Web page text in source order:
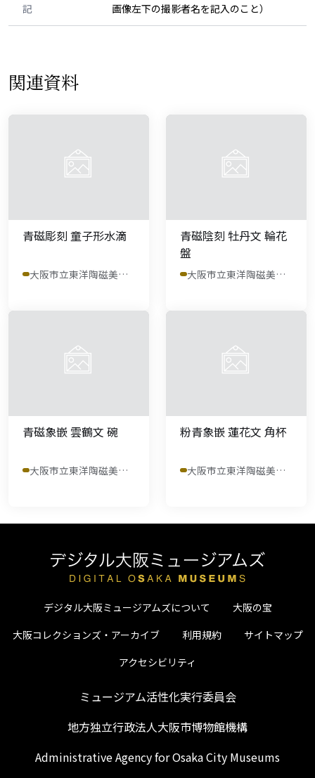
記
画像左下の撮影者名を記入のこと）
関連資料
青磁彫刻 童子形水滴
大阪市立東洋陶磁美術館
青磁陰刻 牡丹文 輪花
盤
大阪市立東洋陶磁美術館
青磁象嵌 雲鶴文 碗
大阪市立東洋陶磁美術館
粉青象嵌 蓮花文 角杯
大阪市立東洋陶磁美術館
デジタル大阪ミュージアムズについて
大阪の宝
大阪コレクションズ・アーカイブ
利用規約
サイトマップ
アクセシビリティ
ミュージアム活性化実行委員会
地方独立行政法人大阪市博物館機構
Administrative Agency for Osaka City Museums